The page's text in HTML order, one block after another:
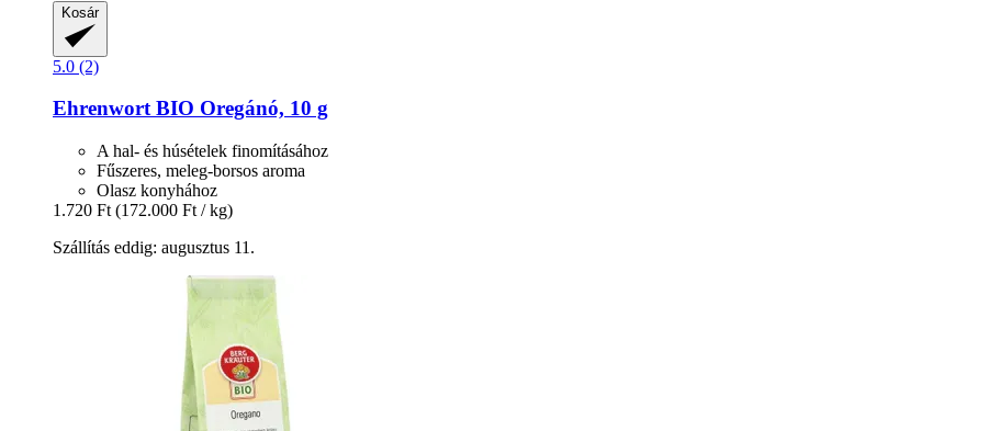
Kosár
5.0 (2)
EhrenwortBIO Oregánó, 10 g
A hal- és húsételek finomításához
Fűszeres, meleg-borsos aroma
Olasz konyhához
1.720 Ft (172.000 Ft / kg)
Szállítás eddig: augusztus 11.